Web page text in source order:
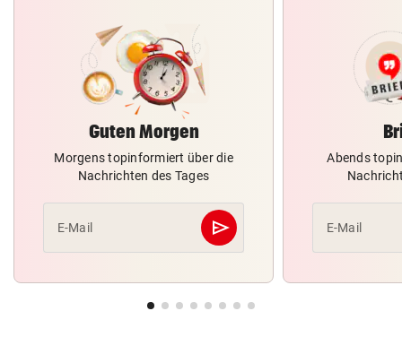
Guten Morgen
Morgens topinformiert über die
Nachrichten des Tages
E-Mail send
Abschicken
Abends
E-Mail